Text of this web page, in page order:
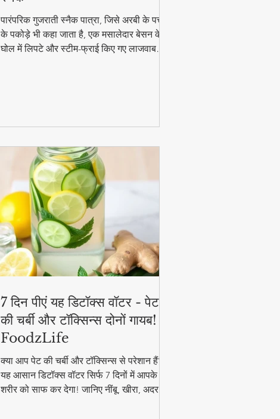
पारंपरिक गुजराती स्नैक पात्रा, जिसे अरबी के पत्तों
के पकोड़े भी कहा जाता है, एक मसालेदार बेसन के
घोल में लिपटे और स्टीम-फ्राई किए गए लाजवाब
7 दिन पीएं यह डिटॉक्स वॉटर - पेट
की चर्बी और टॉक्सिन्स दोनों गायब! |
FoodzLife
क्या आप पेट की चर्बी और टॉक्सिन्स से परेशान हैं?
यह आसान डिटॉक्स वॉटर सिर्फ 7 दिनों में आपके
शरीर को साफ कर देगा! जानिए नींबू, खीरा, अदरक